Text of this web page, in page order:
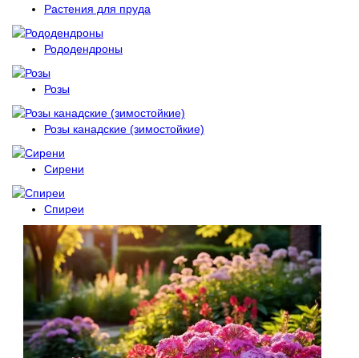
Растения для пруда
Рододендроны
Розы
Розы канадские (зимостойкие)
Сирени
Спиреи